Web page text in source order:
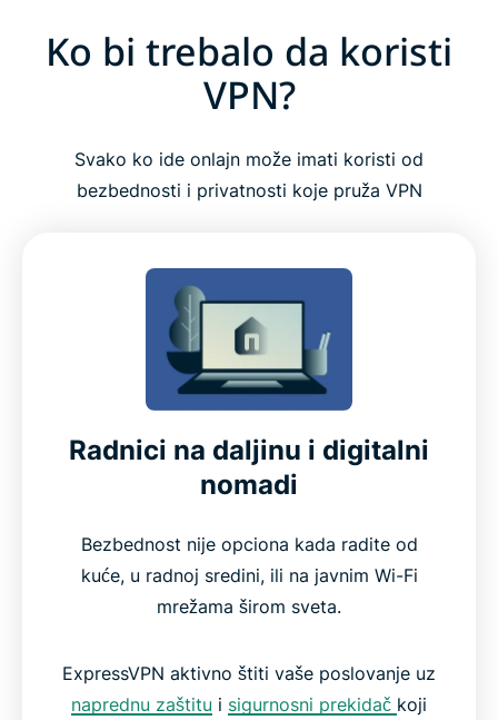
Ko bi trebalo da koristi
VPN?
Svako ko ide onlajn može imati koristi od
bezbednosti i privatnosti koje pruža VPN
Radnici na daljinu i digitalni
nomadi
Bezbednost nije opciona kada radite od
kuće, u radnoj sredini, ili na javnim Wi-Fi
mrežama širom sveta.
ExpressVPN aktivno štiti vaše poslovanje uz
naprednu zaštitu i sigurnosni prekidač koji